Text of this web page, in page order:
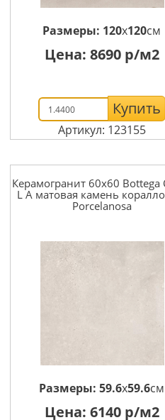
Размеры: 120x120см
Цена: 8690р/м2
Купить
Артикул: 123155
Керамогранит 60x60 Bottega
L A матовая камень
Porcelanosa
Размеры:59.6x59.6см
Цена: 6140р/м2